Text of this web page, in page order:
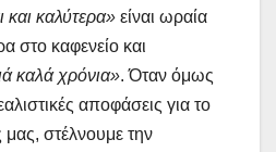
και καλύτερα» είναι ωραία
στο καφενείο και
καλά χρόνια». Όταν όμως
αποφάσεις για το
μας, στέλνουμε την